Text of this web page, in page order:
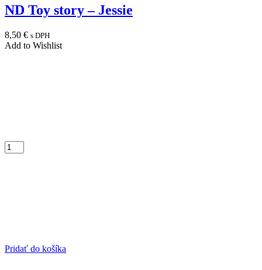
ND Toy story – Jessie
8,50 € s DPH
Add to Wishlist
Pridať do košíka